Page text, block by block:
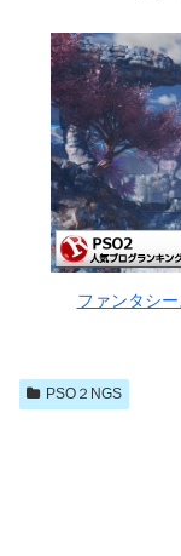
ファンタシ
PSO２NGS